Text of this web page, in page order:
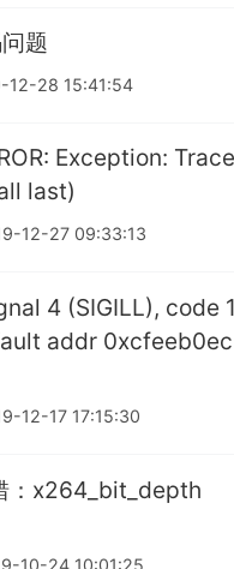
题
12-28 15:41:54
Exception:
last)
12-27 09:33:13
4 (SIGILL), code 1
addr
12-17 17:15:30
：x264_bit_depth